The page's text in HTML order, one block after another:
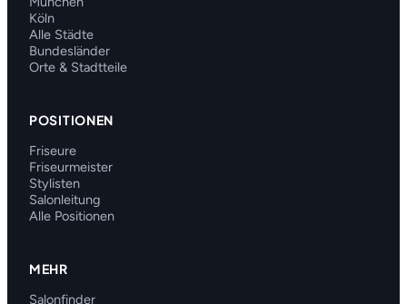
Köln
Alle Städte
Bundesländer
Orte & Stadtteile
POSITIONEN
Friseure
Friseurmeister
Stylisten
Salonleitung
Alle Positionen
MEHR
Salonfinder